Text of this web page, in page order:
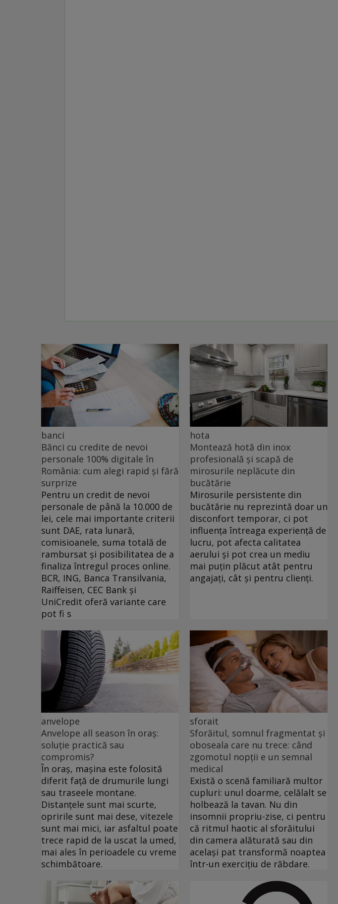
banci
Bănci cu credite de nevoi
personale 100% digitale în
România: cum alegi rapid și fără
surprize
Pentru un credit de nevoi
personale de până la 10.000 de
lei, cele mai importante criterii
sunt DAE, rata lunară,
comisioanele, suma totală de
rambursat și posibilitatea de a
finaliza întregul proces online.
BCR, ING, Banca Transilvania,
Raiffeisen, CEC Bank și
UniCredit oferă variante care
pot fi s
hota
Montează hotă din inox
profesională și scapă de
mirosurile neplăcute din
bucătărie
Mirosurile persistente din
bucătărie nu reprezintă doar un
disconfort temporar, ci pot
influența întreaga experiență de
lucru, pot afecta calitatea
aerului și pot crea un mediu
mai puțin plăcut atât pentru
angajați, cât și pentru clienți.
anvelope
Anvelope all season în oraș:
soluție practică sau
compromis?
În oraș, mașina este folosită
diferit față de drumurile lungi
sau traseele montane.
Distanțele sunt mai scurte,
opririle sunt mai dese, vitezele
sunt mai mici, iar asfaltul poate
trece rapid de la uscat la umed,
mai ales în perioadele cu vreme
schimbătoare.
sforait
Sforăitul, somnul fragmentat și
oboseala care nu trece: când
zgomotul nopții e un semnal
medical
Există o scenă familiară multor
cupluri: unul doarme, celălalt se
holbează la tavan. Nu din
insomnii propriu-zise, ci pentru
că ritmul haotic al sforăitului
din camera alăturată sau din
același pat transformă noaptea
într-un exercițiu de răbdare.